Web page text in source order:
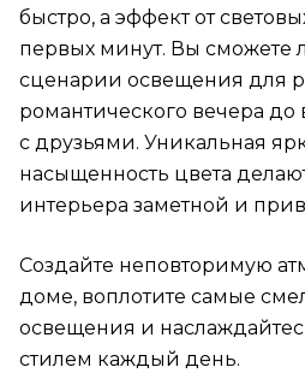
быстро, а эффект от
первых минут. Вы сможете
сценарии освещения для
романтического вечера
с друзьями. Уникальная
насыщенность цвета
интерьера заметной и
Создайте неповторимую
доме, воплотите самые
освещения и
стилем каждый день.